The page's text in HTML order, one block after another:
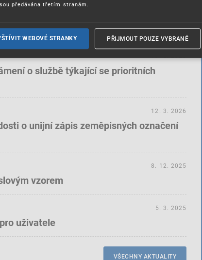
a vymáhání IPR ve třetích zemích
o službě týkající se prioritních
18. 5. 2026
o unijní zápis zeměpisných označení
12. 3. 2026
vzorem
8. 12. 2025
uživatele
5. 3. 2025
VŠECHNY AKTUALITY
předávána třetím stranám.
WEBOVÉ STRANKY PŘIJMOUT POUZE VYBRANÉ